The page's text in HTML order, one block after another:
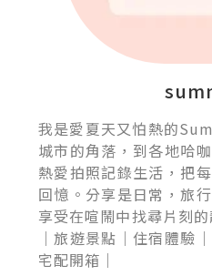
我是愛夏天又怕熱的
城市的角落，到各地哈
熱愛拍照記錄生活，把
回憶。分享是日常，旅
享受在喧鬧中找尋片刻
｜旅遊景點｜住宿體驗
宅配開箱｜